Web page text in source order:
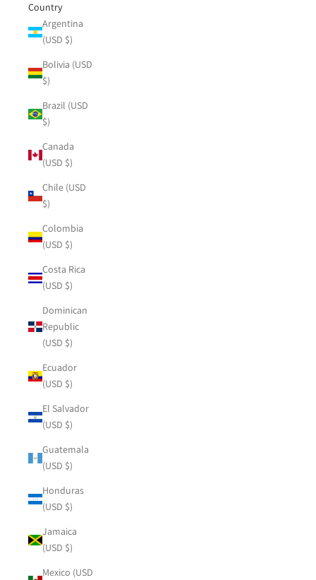
Country
Argentina
(USD $)
Bolivia (USD
$)
Brazil (USD
$)
Canada
(USD $)
Chile (USD
$)
Colombia
(USD $)
Costa Rica
(USD $)
Dominican
Republic
(USD $)
Ecuador
(USD $)
El Salvador
(USD $)
Guatemala
(USD $)
Honduras
(USD $)
Jamaica
(USD $)
Mexico (USD